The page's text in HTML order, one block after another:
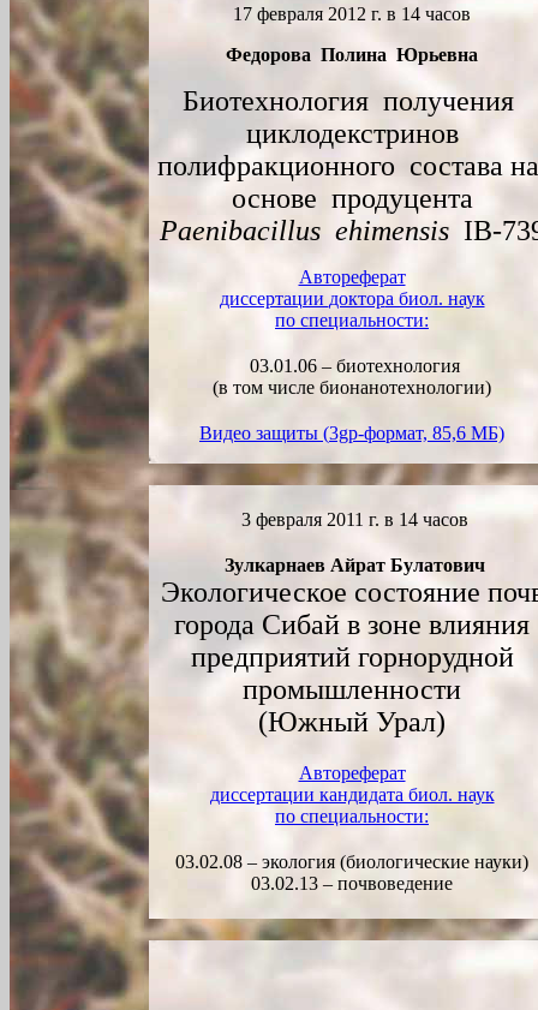
17 февраля 2012 г. в 14 часов
Федорова Полина Юрьевна
Биотехнология получения
циклодекстринов
полифракционного состава
основе продуцента
Paenibacillus ehimensisIB-
Автореферат
диссертации доктора биол. наук
по специальности:
03.01.06 – биотехнология
(в том числе бионанотехнологии)
Видео защиты (3gp-формат, 85,6 МБ)
3 февраля2011 г. в 14часов
Зулкарнаев Айрат Булатович
Экологическое состояние
города Сибай в зоне влияния
предприятий горнорудной
промышленности
(Южный Урал)
Автореферат
диссертации кандидата биол. наук
по специальности:
03.02.08 – экология (биологические науки)
03.02.13 – почвоведение